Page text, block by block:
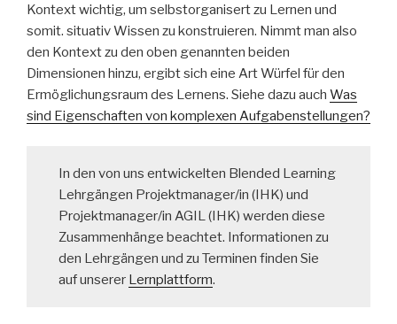
Kontext wichtig, um selbstorganisert zu Lernen und
somit. situativ Wissen zu konstruieren. Nimmt man also
den Kontext zu den oben genannten beiden
Dimensionen hinzu, ergibt sich eine Art Würfel für den
Ermöglichungsraum des Lernens. Siehe dazu auch Was
sind Eigenschaften von komplexen Aufgabenstellungen?
In den von uns entwickelten Blended Learning
Lehrgängen Projektmanager/in (IHK) und
Projektmanager/in AGIL (IHK) werden diese
Zusammenhänge beachtet. Informationen zu
den Lehrgängen und zu Terminen finden Sie
auf unserer Lernplattform.